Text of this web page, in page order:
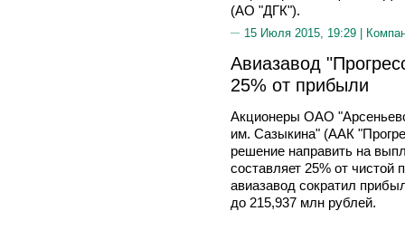
(АО "ДГК").
15 Июля 2015, 19:29 |
Авиазавод
25% от прибыли
Акционеры ОАО
им. Сазыкина" (ААК
решение направить на
составляет 25% от чистой
авиазавод сократил
до 215,937 млн рублей.